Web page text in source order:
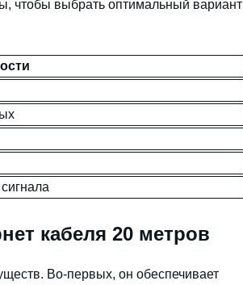
чтобы выбрать оптимальный вариант
кабеля 20 метров
Во-первых, он обеспечивает